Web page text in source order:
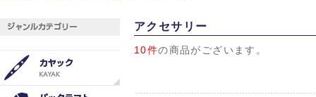
アクセサリー
10件の商品がございます。